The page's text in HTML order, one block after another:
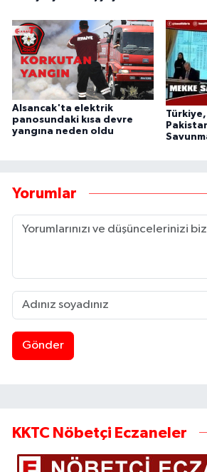
Alsancak'ta elektrik
panosundaki kısa devre
yangına neden oldu
Yorumlar
Gönder
KKTC Nöbetçi Eczaneler